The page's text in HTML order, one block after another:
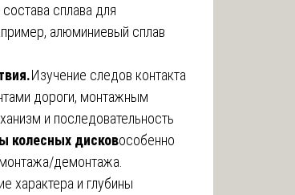
сплава для
алюминиевый сплав
Изучение следов контакта
дороги, монтажным
и последовательность
колесных дисковособенно
демонтажа.
характера и глубины